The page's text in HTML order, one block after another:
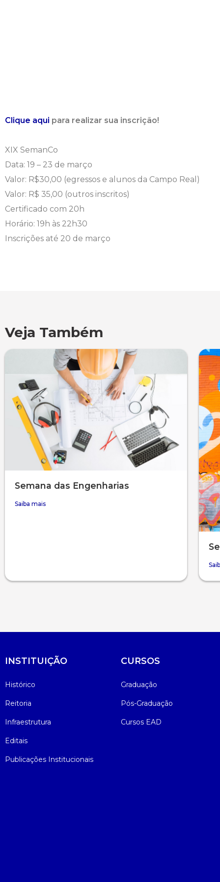
Clique aqui para realizar sua inscrição!
XIX SemanCo
Data: 19 – 23 de março
Valor: R$30,00 (egressos e alunos da Campo Real)
Valor: R$ 35,00 (outros inscritos)
Certificado com 20h
Horário: 19h às 22h30
Inscrições até 20 de março
Veja Também
Semana das Engenharias
Saiba mais
INSTITUIÇÃO
Histórico
Reitoria
Infraestrutura
Editais
Publicações Institucionais
CURSOS
Graduação
Pós-Graduação
Cursos EAD